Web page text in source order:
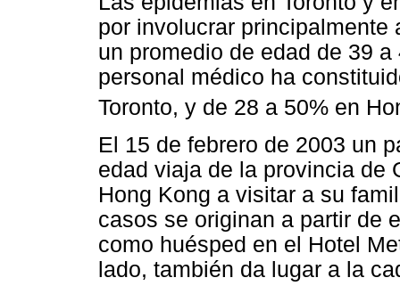
por involucrar
un promedio de edad de 39
personal médico ha
Toronto, y de 28 a 50% en
El 15 de febrero de 2003 un
edad viaja de la provincia de
Hong Kong a visitar a su
casos se originan a partir de
como huésped en el Hotel
lado, también da lugar a la